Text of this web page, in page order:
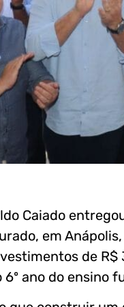
Caiado
em
de
6º ano do ensino